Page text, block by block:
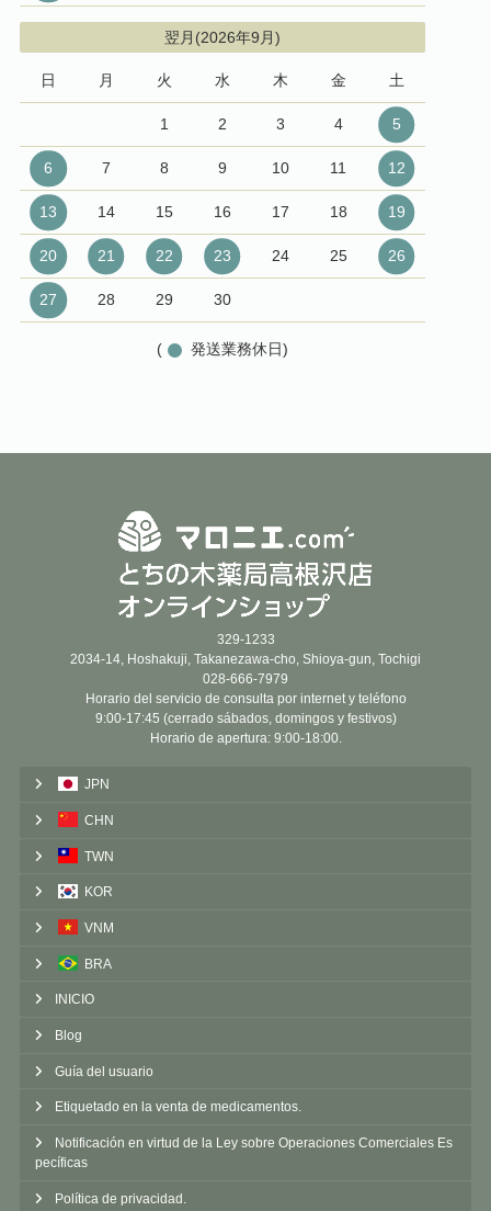
翌月(2026年9月)
日 月 火 水 木 金 土
1 2 3 4 5
6 7 8 9 10 11 12
13 14 15 16 17 18 19
20 21 22 23 24 25 26
27 28 29 30
( 発送業務休日)
329-1233
2034-14, Hoshakuji, Takanezawa-cho, Shioya-gun, Tochigi
028-666-7979
Horario del servicio de consulta por internet y teléfono
9:00-17:45 (cerrado sábados, domingos y festivos)
Horario de apertura: 9:00-18:00.
JPN
CHN
TWN
KOR
VNM
BRA
INICIO
Blog
Guía del usuario
Etiquetado en la venta de medicamentos.
Notificación en virtud de la Ley sobre Operaciones Comerciales Es
pecíficas
Política de privacidad.